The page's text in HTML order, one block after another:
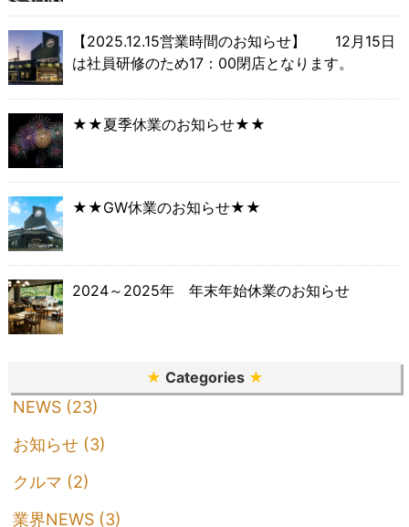
【2025.12.15営業時間のお知らせ】 12月15日
は社員研修のため17：00閉店となります。
★★夏季休業のお知らせ★★
★★GW休業のお知らせ★★
2024～2025年 年末年始休業のお知らせ
★ Categories ★
NEWS (23)
お知らせ (3)
クルマ (2)
業界NEWS (3)